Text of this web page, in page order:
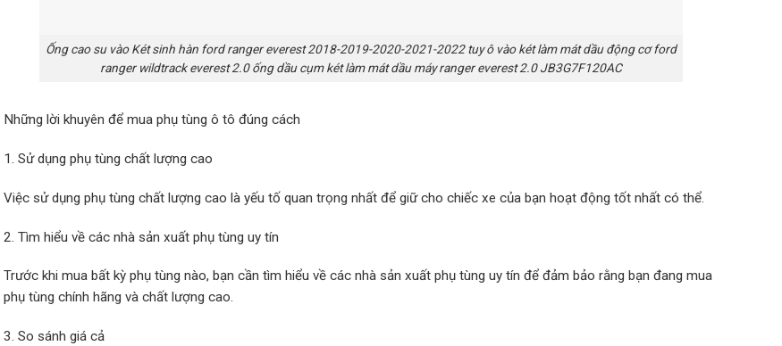
Ống cao su vào Két sinh hàn ford ranger everest 2018-2019-2020-2021-2022 tuy ô vào két làm mát dầu động cơ ford
ranger wildtrack everest 2.0 ống dầu cụm két làm mát dầu máy ranger everest 2.0 JB3G7F120AC
Những lời khuyên để mua phụ tùng ô tô đúng cách
1. Sử dụng phụ tùng chất lượng cao
Việc sử dụng phụ tùng chất lượng cao là yếu tố quan trọng nhất để giữ cho chiếc xe của bạn hoạt động tốt nhất có thể.
2. Tìm hiểu về các nhà sản xuất phụ tùng uy tín
Trước khi mua bất kỳ phụ tùng nào, bạn cần tìm hiểu về các nhà sản xuất phụ tùng uy tín để đảm bảo rằng bạn đang mua
phụ tùng chính hãng và chất lượng cao.
3. So sánh giá cả